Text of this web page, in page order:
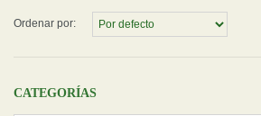
Ordenar por:
CATEGORÍAS